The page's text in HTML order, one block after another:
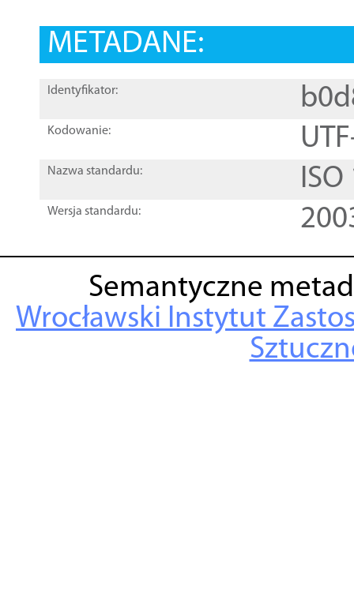
METADANE:
Identyfikator:
Kodowanie:
Nazwa standardu:
Wersja standardu:
Semantyczne
Wrocławski Instytut